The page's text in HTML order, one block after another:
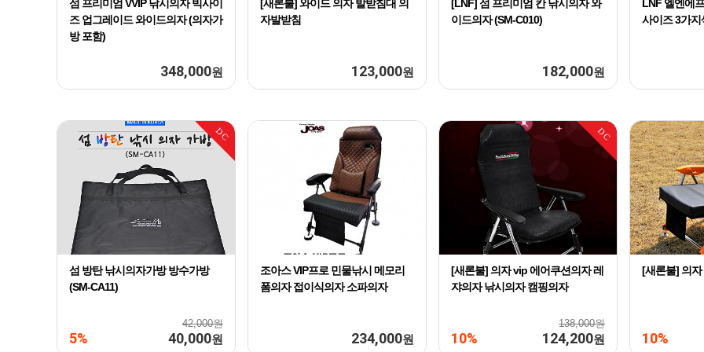
섬 프리미엄 VVIP 낚시의자 빅사이
즈 업그레이드 와이드의자 (의자가
방 포함)
348,000원
[새론불] 와이드 의자 발받침대 의
자발받침
123,000원
[LNF] 섬 프리미엄 칸 낚시의자 와
이드의자 (SM-C010)
182,000원
LNF 엘엔에
사이즈 3가
DC
섬 방탄 낚시의자가방 방수가방
(SM-CA11)
42,000원
5% 40,000원
조아스 VIP프로 민물낚시 메모리
폼의자 접이식의자 소파의자
234,000원
DC
[새론불] 의자 vip 에어쿠션의자 레
쟈의자 낚시의자 캠핑의자
138,000원
10% 124,200원
[새론불] 의자
10%